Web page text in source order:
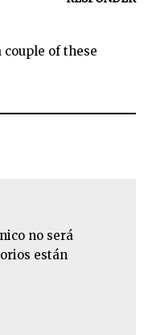
of these
no será
están